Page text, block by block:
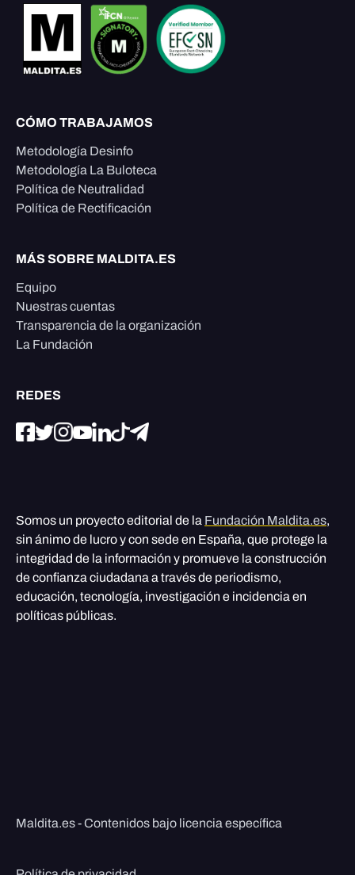
CÓMO TRABAJAMOS
Metodología Desinfo
Metodología La Buloteca
Política de Neutralidad
Política de Rectificación
MÁS SOBRE MALDITA.ES
Equipo
Nuestras cuentas
Transparencia de la organización
La Fundación
REDES
Somos un proyecto editorial de la Fundación Maldita.es,
sin ánimo de lucro y con sede en España, que protege la
integridad de la información y promueve la construcción
de confianza ciudadana a través de periodismo,
educación, tecnología, investigación e incidencia en
políticas públicas.
Maldita.es - Contenidos bajo licencia específica